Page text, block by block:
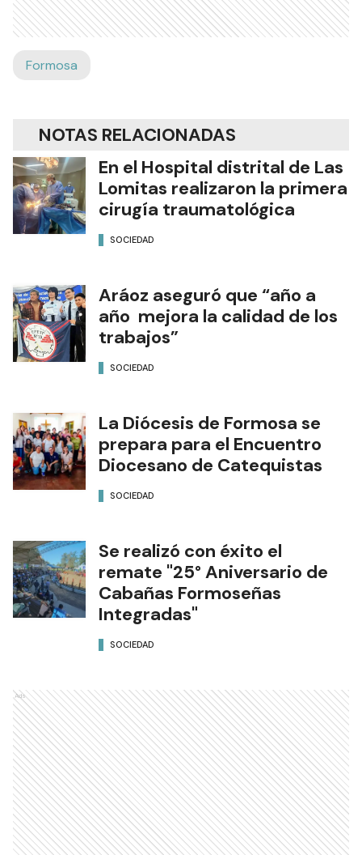
Formosa
NOTAS RELACIONADAS
En el Hospital distrital de Las
Lomitas realizaron la primera
cirugía traumatológica
SOCIEDAD
Aráoz aseguró que “año a
año mejora la calidad de los
trabajos”
SOCIEDAD
La Diócesis de Formosa se
prepara para el Encuentro
Diocesano de Catequistas
SOCIEDAD
Se realizó con éxito el
remate "25° Aniversario de
Cabañas Formoseñas
Integradas"
SOCIEDAD
Ads